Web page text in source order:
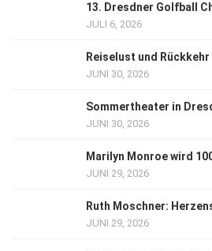
13. Dresdner Golfball
JULI 6, 2026
Reiselust und Rückkehr
JUNI 30, 2026
Sommertheater in
JUNI 30, 2026
Marilyn Monroe wird
JUNI 29, 2026
Ruth Moschner:
JUNI 29, 2026